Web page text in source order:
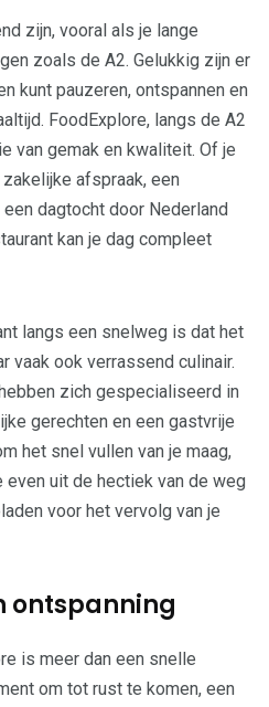
zijn, vooral als je lange
zoals de A2. Gelukkig zijn er
kunt pauzeren, ontspannen en
FoodExplore, langs de A2
van gemak en kwaliteit. Of je
afspraak, een
dagtocht door Nederland
kan je dag compleet
langs een snelweg is dat het
vaak ook verrassend culinair.
zich gespecialiseerd in
gerechten en een gastvrije
het snel vullen van je maag,
even uit de hectiek van de weg
voor het vervolg van je
ontspanning
is meer dan een snelle
om tot rust te komen, een